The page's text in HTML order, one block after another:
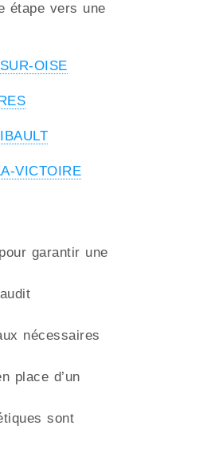
étape vers une
OISE
VICTOIRE
garantir une
nécessaires
place d’un
sont